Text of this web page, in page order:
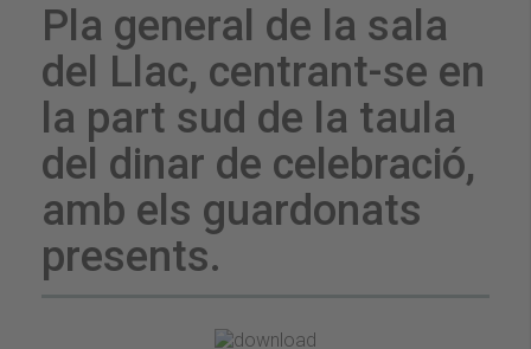
Pla general de la sala
del Llac, centrant-se en
la part sud de la taula
del dinar de celebració,
amb els guardonats
presents.